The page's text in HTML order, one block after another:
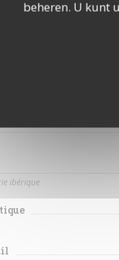
beheren. U kunt
par le Chef 180g,
ibérique